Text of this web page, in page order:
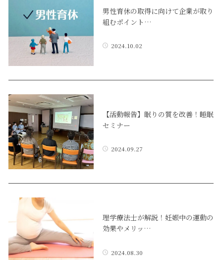
男性育休の取得に向けて企業が取り
組むポイント…
2024.10.02
【活動報告】眠りの質を改善！睡眠
セミナー
2024.09.27
理学療法士が解説！妊娠中の運動の
効果やメリッ…
2024.08.30